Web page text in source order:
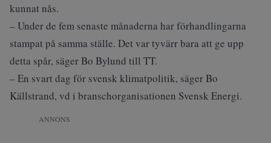
kunnat nås.
– Under de fem senaste månaderna har förhandlingarna
stampat på samma ställe. Det var tyvärr bara att ge upp
detta spår, säger Bo Bylund till TT.
– En svart dag för svensk klimatpolitik, säger Bo
Källstrand, vd i branschorganisationen Svensk Energi.
ANNONS